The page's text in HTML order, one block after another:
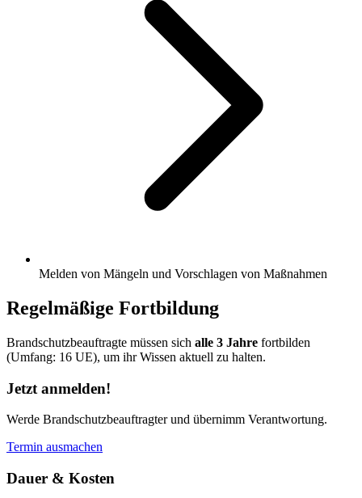
Melden von Mängeln und Vorschlagen von Maßnahmen
Regelmäßige Fortbildung
Brandschutzbeauftragte müssen sich alle 3 Jahre fortbilden
(Umfang: 16 UE), um ihr Wissen aktuell zu halten.
Jetzt anmelden!
Werde Brandschutzbeauftragter und übernimm Verantwortung.
Termin ausmachen
Dauer & Kosten